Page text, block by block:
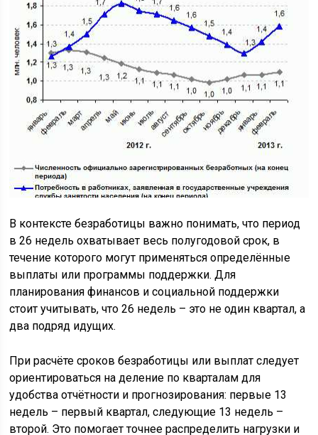
В контексте безработицы важно понимать, что период
в 26 недель охватывает весь полугодовой срок, в
течение которого могут применяться определённые
выплаты или программы поддержки. Для
планирования финансов и социальной поддержки
стоит учитывать, что 26 недель – это не один квартал, а
два подряд идущих.
При расчёте сроков безработицы или выплат следует
ориентироваться на деление по кварталам для
удобства отчётности и прогнозирования: первые 13
недель – первый квартал, следующие 13 недель –
второй. Это помогает точнее распределить нагрузки и